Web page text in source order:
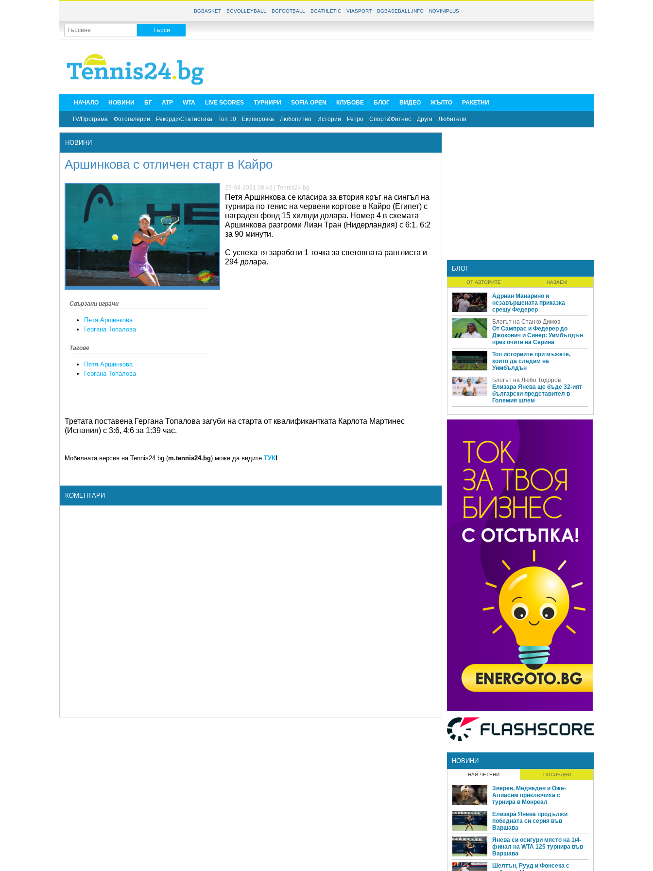
BGBASKET BGVOLLEYBALL BGFOOTBALL BGATHLETIC VIASPORT BGBASEBALL.INFO NOVINIPLUS
НАЧАЛО НОВИНИ БГ ATP WTA LIVE SCORES ТУРНИРИ SOFIA OPEN КЛУБОВЕ БЛОГ ВИДЕО ЖЪЛТО РАКЕТНИ
TV/Програма Фотогалерии Рекорди/Статистика Топ 10 Екипировка Любопитно Истории Ретро Спорт&Фитнес Други Любители
НОВИНИ
Аршинкова с отличен старт в Кайро
Свързани играчи
Петя Аршинкова
Гергана Топалова
Тагове
Петя Аршинкова
Гергана Топалова
29-04-2021 08:43 | Tennis24.bg
Петя Аршинкова се класира за втория кръг на сингъл на
турнира по тенис на червени кортове в Кайро (Египет) с
награден фонд 15 хиляди долара. Номер 4 в схемата
Аршинкова разгроми Лиан Тран (Нидерландия) с 6:1, 6:2
за 90 минути.
С успеха тя заработи 1 точка за световната ранглиста и
294 долара.
Третата поставена Гергана Топалова загуби на старта от квалификантката Карлота Мартинес
(Испания) с 3:6, 4:6 за 1:39 час.
Мобилната версия на Tennis24.bg (m.tennis24.bg) може да видите ТУК!
КОМЕНТАРИ
БЛОГ
ОТ АВТОРИТЕ НАЗАЕМ
Адриан Манарино и
незавършената приказка
срещу Федерер
Блогът на Станко Димов
От Сампрас и Федерер до
Джокович и Синер: Уимбълдън
през очите на Серина
Топ историите при мъжете,
които да следим на
Уимбълдън
Блогът на Любо Тодоров
Елизара Янева ще бъде 32-ият
български представител в
Големия шлем
НОВИНИ
НАЙ-ЧЕТЕНИ ПОСЛЕДНИ
Зверев, Медведев и Оже-
Алиасим приключиха с
турнира в Монреал
Елизара Янева продължи
победната си серия във
Варшава
Янева си осигури място на 1/4-
финал на WTA 125 турнира във
Варшава
Шелтън, Рууд и Фонсека с